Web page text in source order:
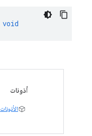
void
أذونات
الأذونات